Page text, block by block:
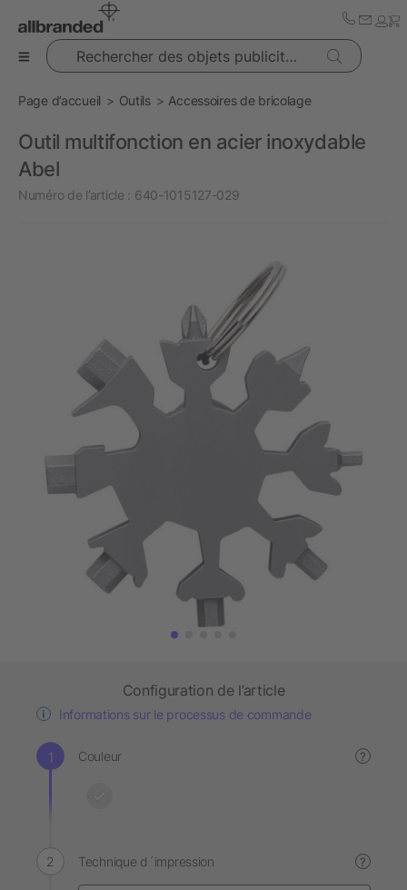
Rechercher des objets publicitaires
Page d’accueil Outils Accessoires de bricolage
Outil multifonction en acier inoxydable
Abel
Numéro de l’article : 640-1015127-029
Configuration de l’article
Informations sur le processus de commande
Couleur ?
Technique d´impression ?